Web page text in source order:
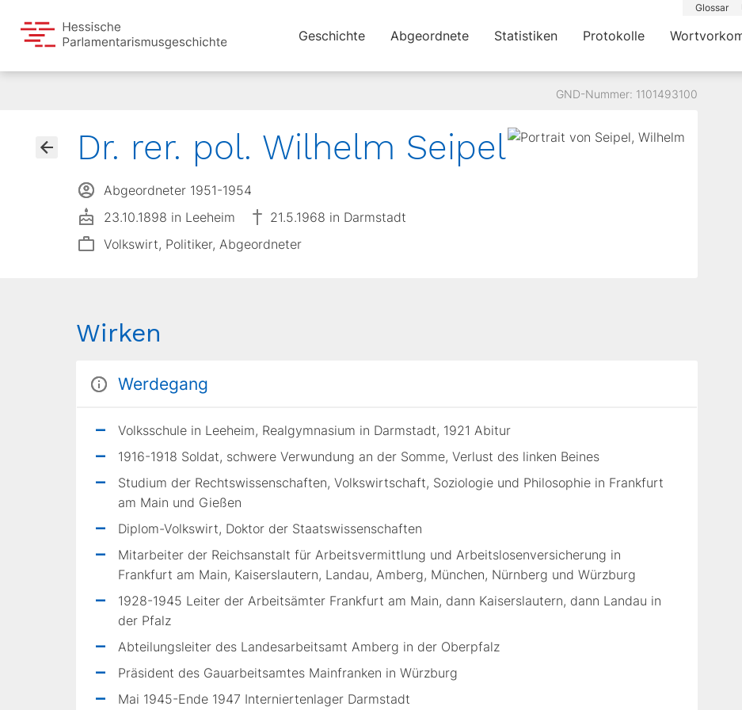
Glossar
Geschichte Abgeordnete Statistiken Protokolle
GND-Nummer: 1101493100
Dr. rer. pol. Wilhelm Seipel
Abgeordneter 1951-1954
23.10.1898 in Leeheim
21.5.1968 in Darmstadt
Volkswirt, Politiker, Abgeordneter
Wirken
Werdegang
Volksschule in Leeheim, Realgymnasium in Darmstadt, 1921 Abitur
1916-1918 Soldat, schwere Verwundung an der Somme, Verlust des linken Beines
Studium der Rechtswissenschaften, Volkswirtschaft, Soziologie und Philosophie in Frankfurt
am Main und Gießen
Diplom-Volkswirt, Doktor der Staatswissenschaften
Mitarbeiter der Reichsanstalt für Arbeitsvermittlung und Arbeitslosenversicherung in
Frankfurt am Main, Kaiserslautern, Landau, Amberg, München, Nürnberg und Würzburg
1928-1945 Leiter der Arbeitsämter Frankfurt am Main, dann Kaiserslautern, dann Landau in
der Pfalz
Abteilungsleiter des Landesarbeitsamt Amberg in der Oberpfalz
Präsident des Gauarbeitsamtes Mainfranken in Würzburg
Mai 1945-Ende 1947 Interniertenlager Darmstadt